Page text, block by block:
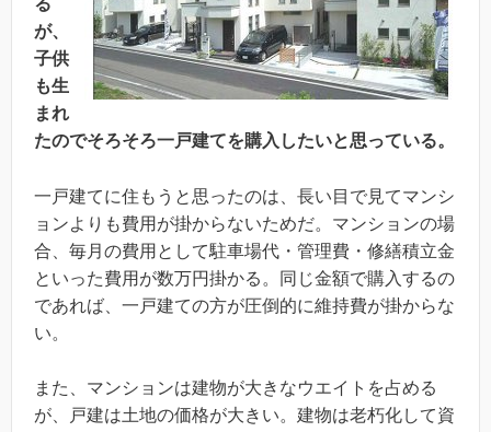
る
が、
子供
も生
まれ
たのでそろそろ一戸建てを購入したいと思っている。
一戸建てに住もうと思ったのは、長い目で見てマンシ
ョンよりも費用が掛からないためだ。マンションの場
合、毎月の費用として駐車場代・管理費・修繕積立金
といった費用が数万円掛かる。同じ金額で購入するの
であれば、一戸建ての方が圧倒的に維持費が掛からな
い。
また、マンションは建物が大きなウエイトを占める
が、戸建は土地の価格が大きい。建物は老朽化して資